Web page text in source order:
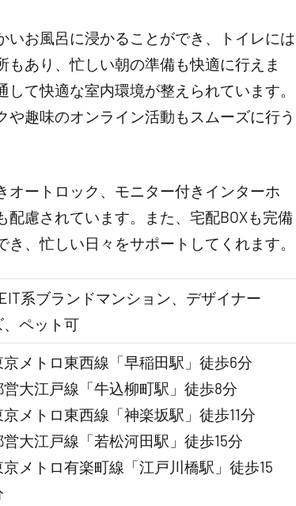
お風呂に浸かることができ、トイレには
あり、忙しい朝の準備も快適に行えま
て快適な室内環境が整えられています。
趣味のオンライン活動もスムーズに行う
ートロック、モニター付きインターホ
慮されています。また、宅配BOXも完備
、忙しい日々をサポートしてくれます。
系ブランドマンション、デザイナー
、ペット可
京メトロ東西線「早稲田駅」徒歩6分
営大江戸線「牛込柳町駅」徒歩8分
京メトロ東西線「神楽坂駅」徒歩11分
営大江戸線「若松河田駅」徒歩15分
京メトロ有楽町線「江戸川橋駅」徒歩15